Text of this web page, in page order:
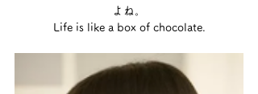
よね。
Life is like a box of chocolate.